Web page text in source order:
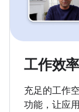
工作效率
充足的工作
功能，让应